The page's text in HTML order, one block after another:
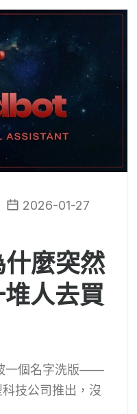
2026-01-27
麼突然
人去買
一個名字洗版——
技公司推出，沒